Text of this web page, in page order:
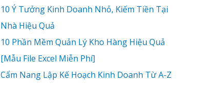
10 Ý Tưởng Kinh Doanh Nhỏ, Kiếm Tiền Tại
Nhà Hiệu Quả
10 Phần Mềm Quản Lý Kho Hàng Hiệu Quả
[Mẫu File Excel Miễn Phí]
Cẩm Nang Lập Kế Hoạch Kinh Doanh Từ A-Z